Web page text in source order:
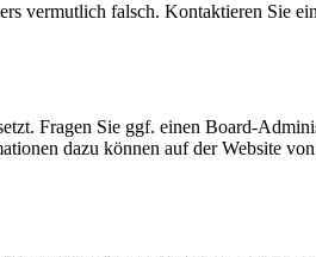
vermutlich falsch. Kontaktieren Sie
Fragen Sie ggf. einen Board-
dazu können auf der Website